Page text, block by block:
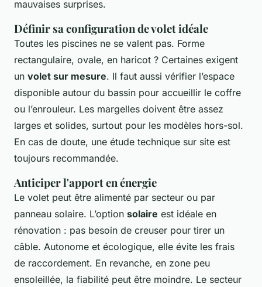
mauvaises surprises.
Définir sa configuration de volet idéale
Toutes les piscines ne se valent pas. Forme
rectangulaire, ovale, en haricot ? Certaines exigent
un volet sur mesure. Il faut aussi vérifier l’espace
disponible autour du bassin pour accueillir le coffre
ou l’enrouleur. Les margelles doivent être assez
larges et solides, surtout pour les modèles hors-sol.
En cas de doute, une étude technique sur site est
toujours recommandée.
Anticiper l'apport en énergie
Le volet peut être alimenté par secteur ou par
panneau solaire. L’option solaire est idéale en
rénovation : pas besoin de creuser pour tirer un
câble. Autonome et écologique, elle évite les frais
de raccordement. En revanche, en zone peu
ensoleillée, la fiabilité peut être moindre. Le secteur